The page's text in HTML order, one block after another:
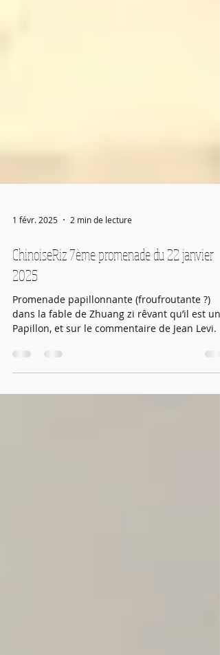
1 févr. 2025 2 min de lecture
ChinoiseRiz 7ème promenade du 22 janvier
2025
Promenade papillonnante (froufroutante ?)
Papillon, et sur le commentaire de Jean Levi.